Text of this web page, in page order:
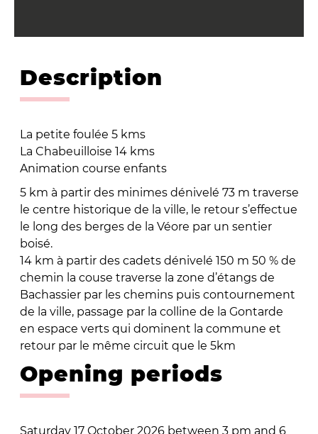
Description
La petite foulée 5 kms
La Chabeuilloise 14 kms
Animation course enfants
5 km à partir des minimes dénivelé 73 m traverse
le centre historique de la ville, le retour s’effectue
le long des berges de la Véore par un sentier
boisé.
14 km à partir des cadets dénivelé 150 m 50 % de
chemin la couse traverse la zone d’étangs de
Bachassier par les chemins puis contournement
de la ville, passage par la colline de la Gontarde
en espace verts qui dominent la commune et
retour par le même circuit que le 5km
Opening periods
Saturday 17 October 2026 between 3 pm and 6